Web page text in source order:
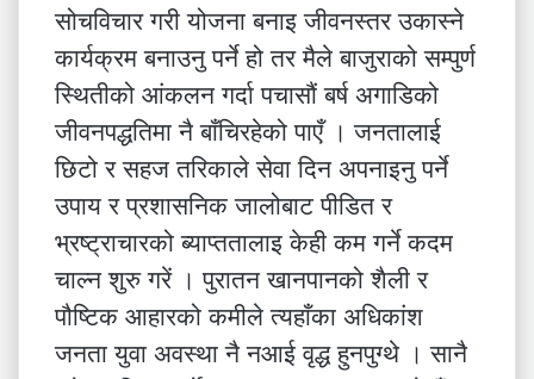
सोचविचार गरी योजना बनाइ जीवनस्तर उकास्ने
कार्यक्रम बनाउनु पर्ने हो तर मैले बाजुराको सम्पुर्ण
स्थितीको आंकलन गर्दा पचासौं बर्ष अगाडिको
जीवनपद्धतिमा नै बाँचिरहेको पाएँ । जनतालाई
छिटो र सहज तरिकाले सेवा दिन अपनाइनु पर्ने
उपाय र प्रशासनिक जालोबाट पीडित र
भ्रष्ट्राचारको ब्याप्ततालाइ केही कम गर्ने कदम
चाल्न शुरु गरें । पुरातन खानपानको शैली र
पौष्टिक आहारको कमीले त्यहाँका अधिकांश
जनता युवा अवस्था नै नआई वृद्ध हुनपुग्थे । सानै